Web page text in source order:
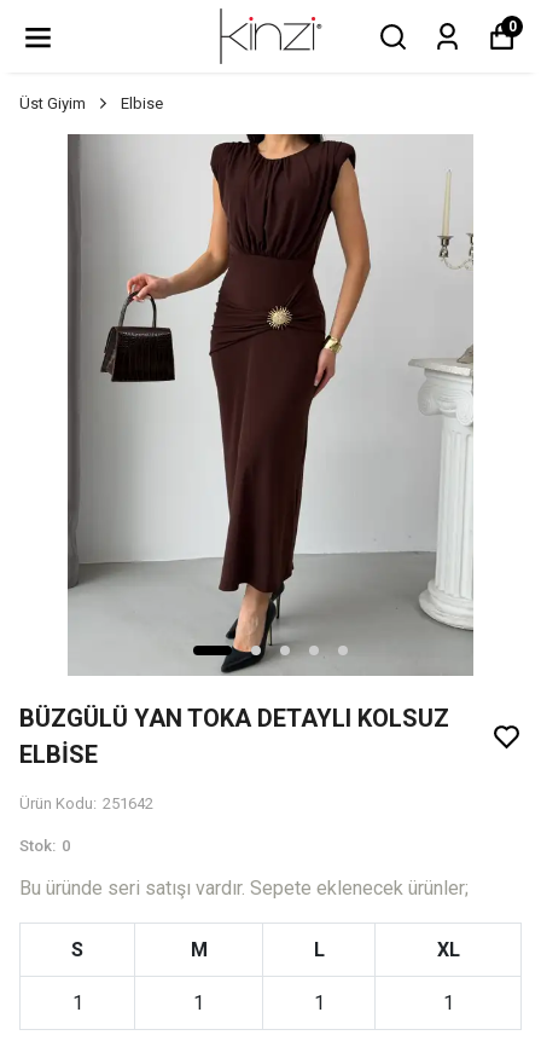
0
Üst Giyim Elbise
BÜZGÜLÜ YAN TOKA DETAYLI KOLSUZ
ELBİSE
Ürün Kodu: 251642
Stok: 0
Bu üründe seri satışı vardır. Sepete eklenecek ürünler;
S M L XL
1 1 1 1